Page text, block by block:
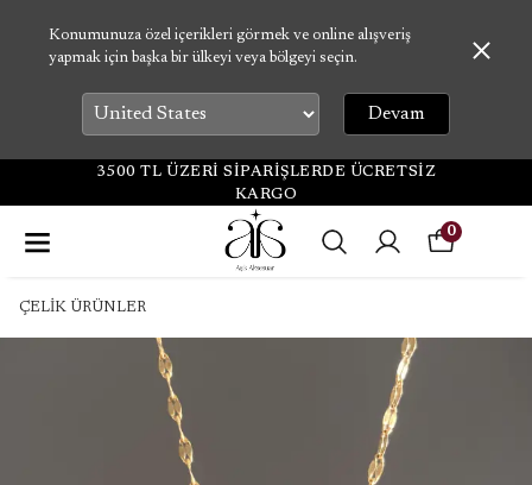
Konumunuza özel içerikleri görmek ve online alışveriş
yapmak için başka bir ülkeyi veya bölgeyi seçin.
Devam
3500 TL ÜZERİ SİPARİŞLERDE ÜCRETSİZ
KARGO
0
ÇELİK ÜRÜNLER